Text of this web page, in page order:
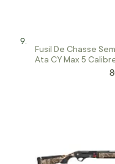
Fusil De Chasse
Ata CY Max 5